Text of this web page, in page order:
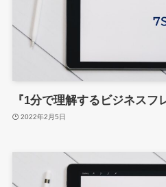
『1分で理解するビジネスフ
2022年2月5日